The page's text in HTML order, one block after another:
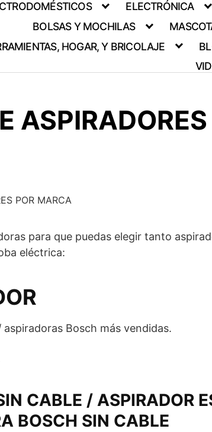
ELECTRÓNICA
BOLSAS Y MOCHILAS
HOGAR, Y BRICOLAJE
POR MARCA
para que puedas elegir tanto
eléctrica:
Bosch más vendidas.
CABLE / ASPIRADOR
BOSCH SIN CABLE